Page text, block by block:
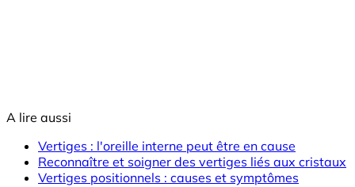
A lire aussi
Vertiges : l'oreille interne peut être en cause
Reconnaître et soigner des vertiges liés aux cristaux
Vertiges positionnels : causes et symptômes